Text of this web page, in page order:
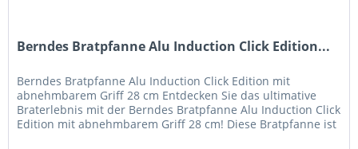
Berndes Bratpfanne Alu Induction Click Edition...
Berndes Bratpfanne Alu Induction Click Edition mit
abnehmbarem Griff 28 cm Entdecken Sie das ultimative
Braterlebnis mit der Berndes Bratpfanne Alu Induction Click
Edition mit abnehmbarem Griff 28 cm! Diese Bratpfanne ist